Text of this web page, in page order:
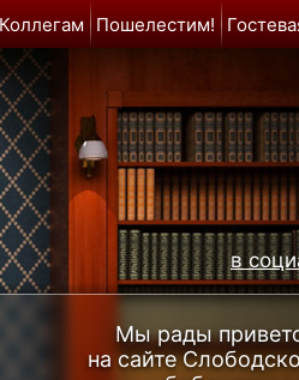
Коллегам Пошелестим!
в
Мы рады
на сайте